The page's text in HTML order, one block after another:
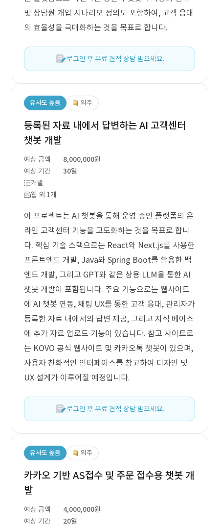
및 상담원 개입 시나리오 정의도 포함하여, 고객 응대
의 효율성을 극대화하는 것을 목표로 합니다.
로그인 후 무료 견적 상담 받으세요.
유사도 높음 외주
등록된 자료 내에서 답변하는 AI 고객센터
챗봇 개발
예상 금액
8,000,000원
예상 기간
30일
개발
웹 외 1개
이 프로젝트는 AI 챗봇을 통해 운영 중인 플랫폼의 온
라인 고객센터 기능을 고도화하는 것을 목표로 합니
다. 핵심 기술 스택으로는 React와 Next.js를 사용한
프론트엔드 개발, Java와 Spring Boot를 활용한 백
엔드 개발, 그리고 GPT와 같은 상용 LLM을 통한 AI
챗봇 개발이 포함됩니다. 주요 기능으로는 웹사이트
에 AI 챗봇 연동, 채팅 UX를 통한 고객 응대, 관리자가
등록한 자료 내에서의 답변 제공, 그리고 지식 베이스
에 추가 자료 업로드 기능이 있습니다. 참고 사이트로
는 KOVO 공식 웹사이트 및 카카오톡 챗봇이 있으며,
사용자 친화적인 인터페이스를 참고하여 디자인 및
UX 설계가 이루어질 예정입니다.
로그인 후 무료 견적 상담 받으세요.
유사도 높음 외주
카카오 기반 AS접수 및 주문 접수용 챗봇 개
발
예상 금액
4,000,000원
예상 기간
20일